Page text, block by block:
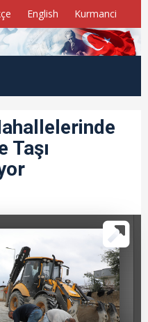
English Kurmanci
Taşı